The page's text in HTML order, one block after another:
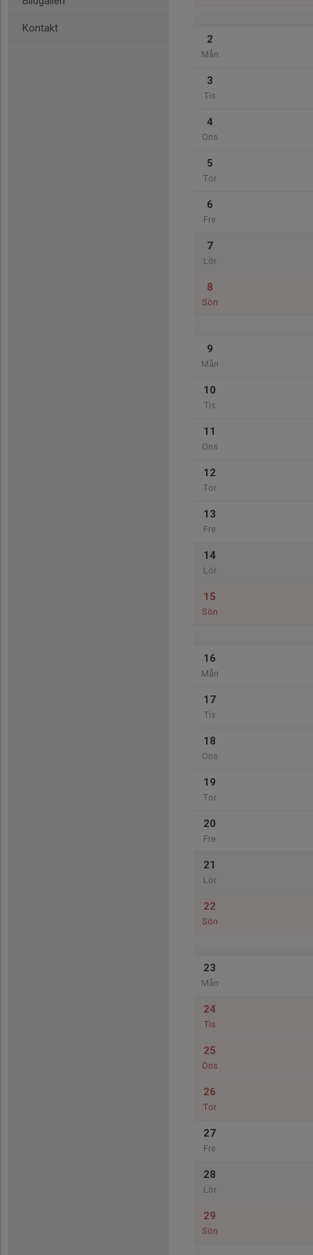
Kontakt
2
Mån
3
Tis
4
Ons
5
Tor
6
Fre
7
Lör
8
Sön
9
Mån
10
Tis
11
Ons
12
Tor
13
Fre
14
Lör
15
Sön
16
Mån
17
Tis
18
Ons
19
Tor
20
Fre
21
Lör
22
Sön
23
Mån
24
Tis
25
Ons
26
Tor
27
Fre
28
Lör
29
Sön